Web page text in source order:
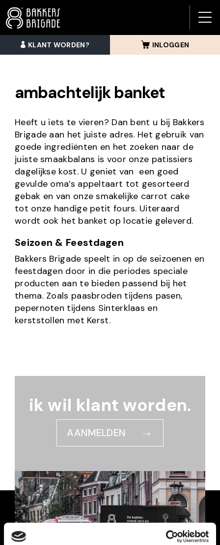
KLANT WORDEN? INLOGGEN
ambachtelijk banket
Heeft u iets te vieren? Dan bent u bij Bakkers
Brigade aan het juiste adres. Het gebruik van
goede ingrediënten en het zoeken naar de
juiste smaakbalans is voor onze patissiers
dagelijkse kost. U geniet van een goed
gevulde oma’s appeltaart tot gesorteerd
gebak en van onze smakelijke carrot cake
tot onze handige petit fours. Uiteraard
wordt ook het banket op locatie geleverd.
Seizoen & Feestdagen
Bakkers Brigade speelt in op de seizoenen en
feestdagen door in die periodes speciale
producten aan te bieden passend bij het
thema. Zoals paasbroden tijdens pasen,
pepernoten tijdens Sinterklaas en
kerststollen met Kerst.
ik wil klant worden.
AANMELDEN